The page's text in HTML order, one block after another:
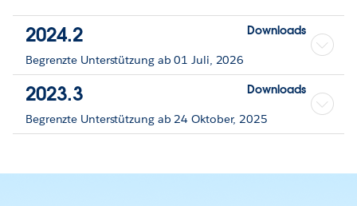
2024.2 Downloads
Begrenzte Unterstützung ab 01 Juli, 2026
2023.3 Downloads
Begrenzte Unterstützung ab 24 Oktober, 2025